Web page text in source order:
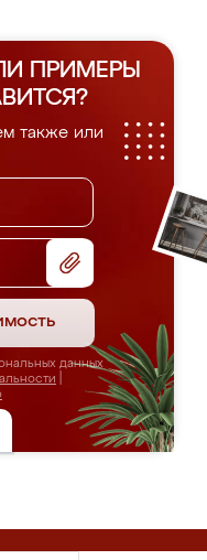
ПРИМЕРЫ
также или
данных